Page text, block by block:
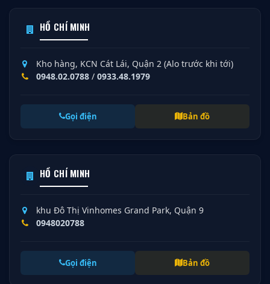
HỒ CHÍ MINH
Kho hàng, KCN Cát Lái, Quận 2 (Alo trước khi tới)
0948.02.0788 / 0933.48.1979
Gọi điện Bản đồ
HỒ CHÍ MINH
khu Đô Thị Vinhomes Grand Park, Quận 9
0948020788
Gọi điện Bản đồ